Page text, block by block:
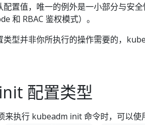
置值，唯一的例外是一小部分与安
和 RBAC 鉴权模式）。
类型并非你所执行的操作需要的，
配置类型
来执行 kubeadm init 命令时，可以使